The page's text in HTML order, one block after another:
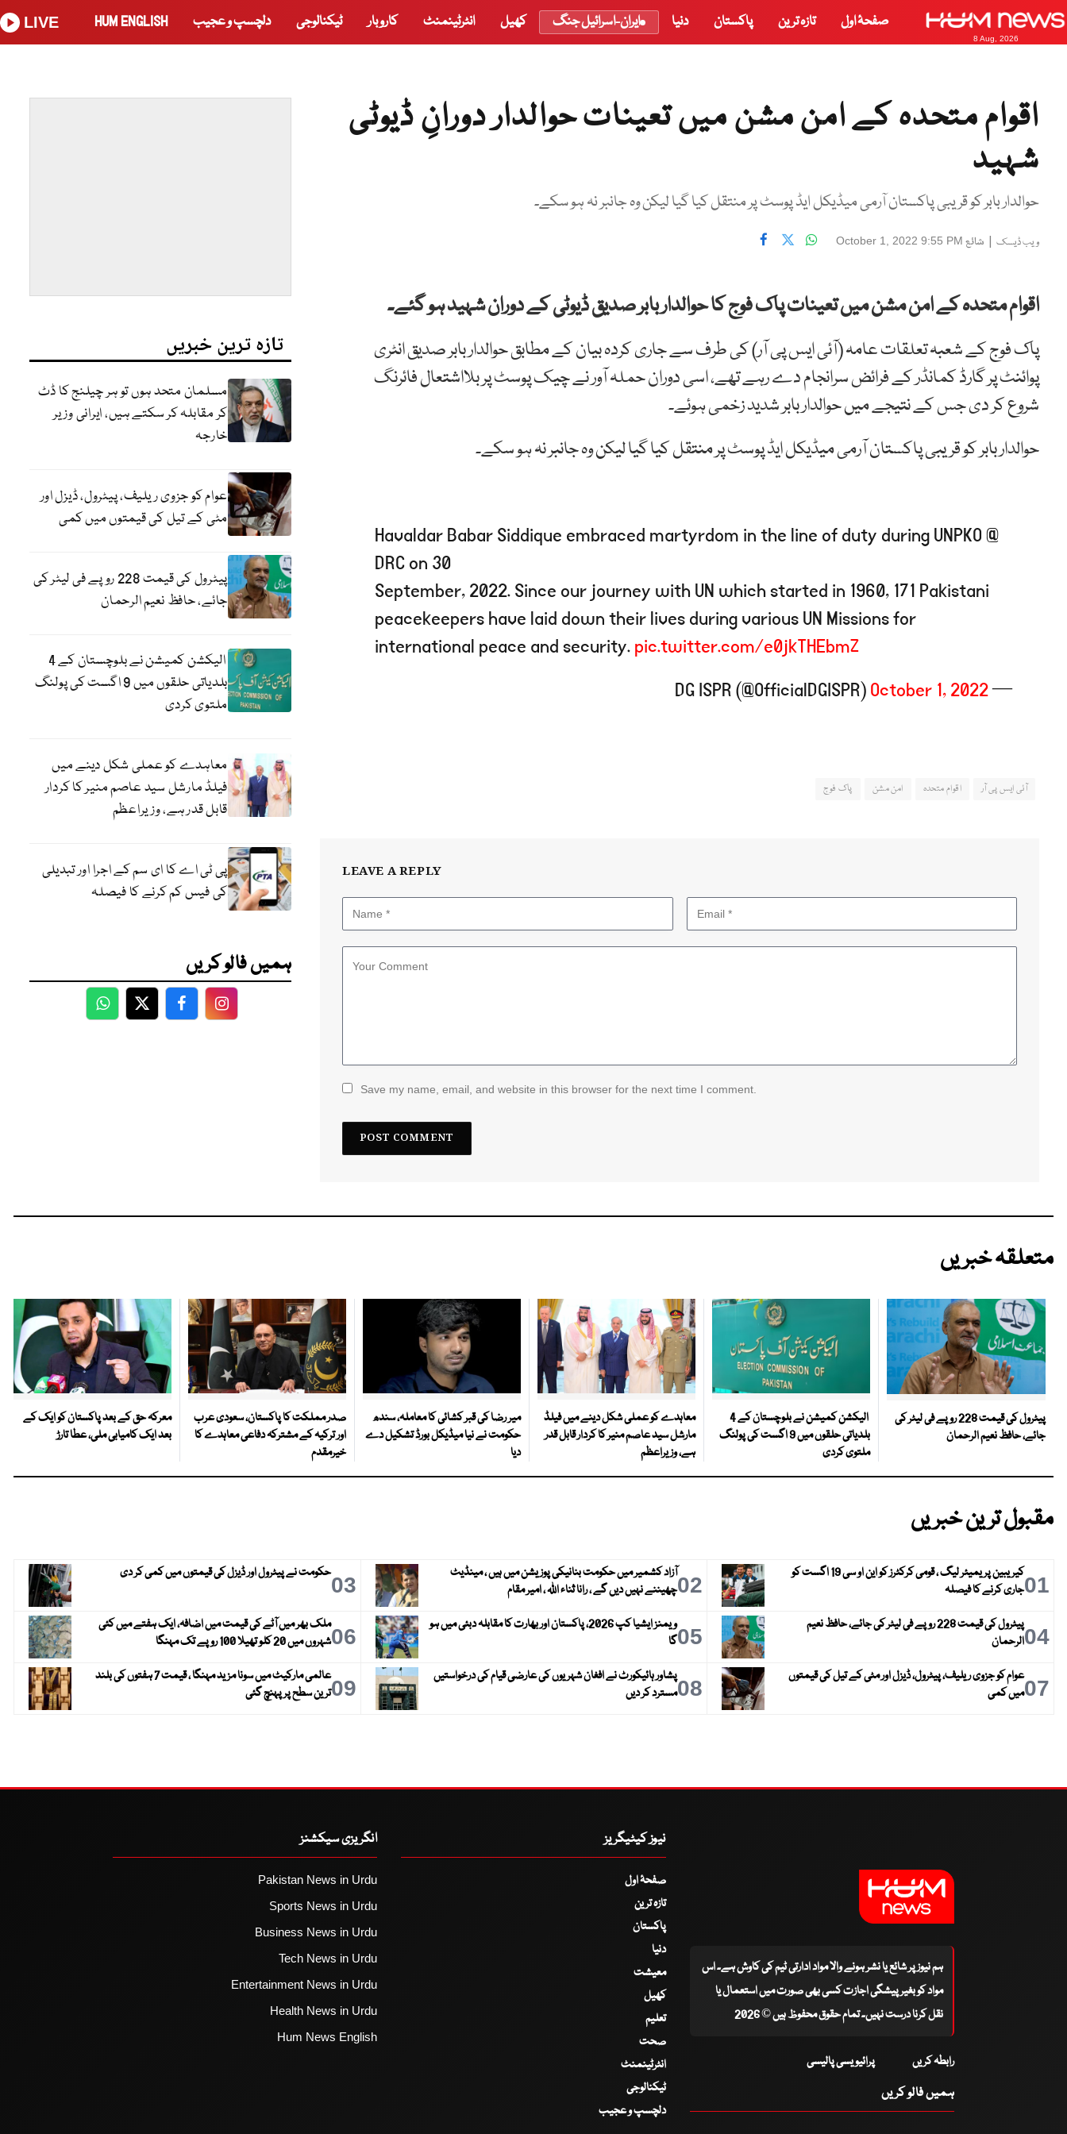
8 Aug, 2026
صفحۂ اول تازہ ترین پاکستان دنیا ایران-اسرائیل جنگ کھیل انٹرٹینمنٹ کاروبار ٹیکنالوجی دلچسپ و عجیب HUM ENGLISH
LIVE
اقوام متحدہ کے امن مشن میں تعینات حوالدار دورانِ ڈیوٹی
شہید
حوالدار بابر کو قریبی پاکستان آرمی میڈیکل ایڈ پوسٹ پر منتقل کیا گیا لیکن وہ جانبر نہ ہو سکے۔
ویب ڈیسک | شائع October 1, 2022 9:55 PM
اقوام متحدہ کے امن مشن میں تعینات پاک فوج کا حوالدار بابر صدیق ڈیوٹی کے دوران شہید ہو گئے۔
پاک فوج کے شعبہ تعلقات عامہ (آئی ایس پی آر) کی طرف سے جاری کردہ بیان کے مطابق حوالدار بابر صدیق انٹری
پوائنٹ پر گارڈ کمانڈر کے فرائض سرانجام دے رہے تھے، اسی دوران حملہ آور نے چیک پوسٹ پر بلااشتعال فائرنگ
شروع کر دی جس کے نتیجے میں حوالدار بابر شدید زخمی ہوئے۔
حوالدار بابر کو قریبی پاکستان آرمی میڈیکل ایڈ پوسٹ پر منتقل کیا گیا لیکن وہ جانبر نہ ہو سکے۔
Havaldar Babar Siddique embraced martyrdom in the line of duty during UNPKO @
DRC on 30
September, 2022. Since our journey with UN which started in 1960, 171 Pakistani
peacekeepers have laid down their lives during various UN Missions for
international peace and security.pic.twitter.com/e0jkTHEbmZ
— DG ISPR (@OfficialDGISPR)
October 1, 2022
آئی ایس پی آر اقوام متحدہ امن مشن پاک فوج
LEAVE A REPLY
Save my name, email, and website in this browser for the next time I comment.
تازہ ترین خبریں
مسلمان متحد ہوں تو ہر چیلنج کا ڈٹ
کر مقابلہ کر سکتے ہیں، ایرانی وزیر
خارجہ
عوام کو جزوی ریلیف، پیٹرول، ڈیزل اور
مٹی کے تیل کی قیمتوں میں کمی
پیٹرول کی قیمت 228 روپے فی لیٹر کی
جائے، حافظ نعیم الرحمان
الیکشن کمیشن نے بلوچستان کے 4
بلدیاتی حلقوں میں 9 اگست کی پولنگ
ملتوی کردی
معاہدے کو عملی شکل دینے میں
فیلڈ مارشل سید عاصم منیر کا کردار
قابل قدر ہے، وزیراعظم
پی ٹی اے کا ای سم کے اجرا اور تبدیلی
کی فیس کم کرنے کا فیصلہ
ہمیں فالو کریں
WhatsApp
TwitterFacebookFacebook
متعلقہ خبریں
پیٹرول کی قیمت 228 روپے فی لیٹر کی
جائے، حافظ نعیم الرحمان
الیکشن کمیشن نے بلوچستان کے 4
بلدیاتی حلقوں میں 9 اگست کی پولنگ
ملتوی کردی
معاہدے کو عملی شکل دینے میں فیلڈ
مارشل سید عاصم منیر کا کردار قابل قدر
ہے، وزیراعظم
میر رضا کی قبر کشائی کا معاملہ، سندھ
حکومت نے نیا میڈیکل بورڈ تشکیل دے
دیا
صدر مملکت کا پاکستان، سعودی عرب
اور ترکیہ کے مشترکہ دفاعی معاہدے کا
خیرمقدم
معرکہ حق کے بعد پاکستان کو ایک کے
بعد ایک کامیابی ملی، عطا تارڑ
مقبول ترین خبریں
01
کیریبین پریمیئر لیگ ، قومی کرکٹرز کو این او سی 19 اگست کو
جاری کرنے کا فیصلہ
02آزاد کشمیر میں حکومت بنانیکی پوزیشن میں ہیں ، مینڈیٹ
چھیننے نہیں دیں گے ، رانا ثناء اللہ ، امیر مقام
03حکومت نے پیٹرول اور ڈیزل کی قیمتوں میں کمی کر دی
04
پیٹرول کی قیمت 228 روپے فی لیٹر کی جائے، حافظ نعیم
الرحمان
05
ویمنز ایشیا کپ 2026، پاکستان اور بھارت کا مقابلہ دبئی میں ہو
گا
06ملک بھر میں آٹے کی قیمت میں اضافہ، ایک ہفتے میں کئی
شہروں میں 20 کلو تھیلا 100 روپے تک مہنگا
07عوام کو جزوی ریلیف، پیٹرول، ڈیزل اور مٹی کے تیل کی قیمتوں
میں کمی
08پشاور ہائیکورٹ نے افغان شہریوں کی عارضی قیام کی درخواستیں
مسترد کر دیں
09
عالمی مارکیٹ میں سونا مزید مہنگا ، قیمت 7 ہفتوں کی بلند
ترین سطح پر پہنچ گئی
ہم نیوز پر شائع یا نشر ہونے والا مواد ادارتی ٹیم کی کاوش ہے۔ اس
مواد کو بغیر پیشگی اجازت کسی بھی صورت میں استعمال یا
نقل کرنا درست نہیں۔ تمام حقوق محفوظ ہیں © 2026
رابطہ کریں پرائیویسی پالیسی
ہمیں فالو کریں
نیوز کیٹیگریز
صفحۂ اول
تازہ ترین
پاکستان
دنیا
معیشت
کھیل
تعلیم
صحت
انٹرٹینمنٹ
ٹیکنالوجی
دلچسپ و عجیب
انگریزی سیکشنز
Pakistan News in Urdu
Sports News in Urdu
Business News in Urdu
Tech News in Urdu
Entertainment News in Urdu
Health News in Urdu
Hum News English